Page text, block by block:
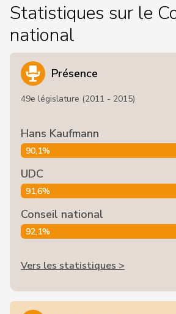
Statistiques sur le
national
Présence
49e législature (2011 - 2015)
Hans Kaufmann
90,1%
UDC
91,6%
Conseil national
92,1%
Vers les statistiques >